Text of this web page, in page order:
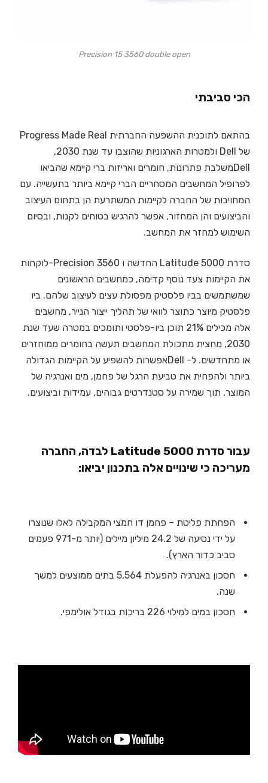
Precision 15 3560 double open
הכי סביבתי
בהתאם לתוכנית ההשפעה החברתית Progress Made Real
של Dell ולמטרות הארגוניות שהוצבו עד שנת 2030,
Dellמשלבת פתרונות, חומרים ואריזות ברי קיימא שהביאו
לפרופיל המחשבים המסחריים הברי קיימא ביותר בתעשייה. עם
המחויבות של החברה לקיימות המשתרעת הן בתחום העיצוב
והביצועים והן המחזור, אפשר להרגיש בטוחים לקנות, ובסיום
השימוש למחזר את המחשב.
סדרת Latitude 5000 החדשה ו Precision 3560-לוקחות
את הקיימות צעד נוסף קדימה, כמחשבים הראשונים
שמשתמשים בביו פלסטיק מפסולת עצים לעיצוב שלהם. ביו
פלסטיק מיוצר כתוצר לוואי של תהליך ייצור הנייר, מחשבים
אלה מכילים 21% תוכן ביו-פלסטי ותומכים במטרה שעד שנת
2030, מחצית מתכולת המחשבים תעשה בחומרים ממוחזרים
או מתחדשים. ל- Dellאפשרות להשפיע על הקיימות הגדולה
ביותר ולהפחית את טביעת הרגל של פחמן, מים ואנרגיה של
המוצר, תוך שמירה על סטנדרטים גבוהים, עמידות וביצועים.
עבור סדרת Latitude 5000 לבדה, החברה
מעריכה כי שינויים אלה בתכנון יביאו:
הפחתת פליטת – פחמן דו חמצי המקבילה לאלו שנוצרו
על ידי נסיעה של 24.2 מיליון מיילים (יותר מ-971 פעמים
סביב כדור הארץ).
חסכון באנרגיה להפעלת 5,564 בתים ממוצעים למשך
שנה.
חסכון במים למילוי 226 בריכות בגודל אולימפי.